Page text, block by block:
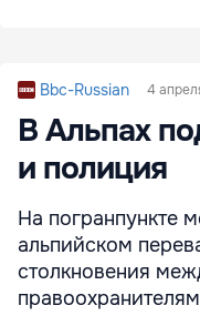
Bbc-Russian 4
В Альпах
и полиция
На погранпункте
альпийском
столкновения